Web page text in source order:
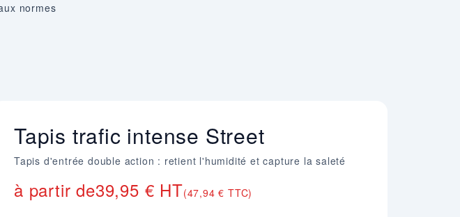
normes
Tapis trafic intense Street
Tapis d'entrée double action : retient l'humidité et capture la saleté
à partir de39,95 € HT(47,94 € TTC)